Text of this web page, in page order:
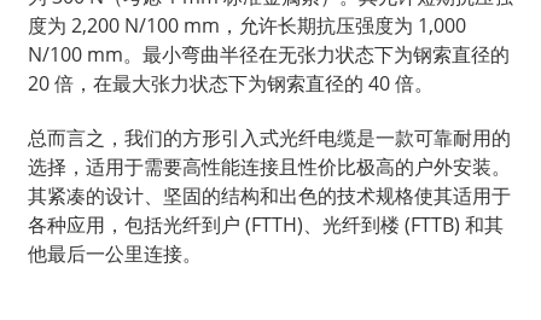
度为 2,200 N/100 mm，允许长期抗压强度为 1,000
N/100 mm。最小弯曲半径在无张力状态下为钢索直径的
20 倍，在最大张力状态下为钢索直径的 40 倍。
总而言之，我们的方形引入式光纤电缆是一款可靠耐用的
选择，适用于需要高性能连接且性价比极高的户外安装。
其紧凑的设计、坚固的结构和出色的技术规格使其适用于
各种应用，包括光纤到户 (FTTH)、光纤到楼 (FTTB) 和其
他最后一公里连接。